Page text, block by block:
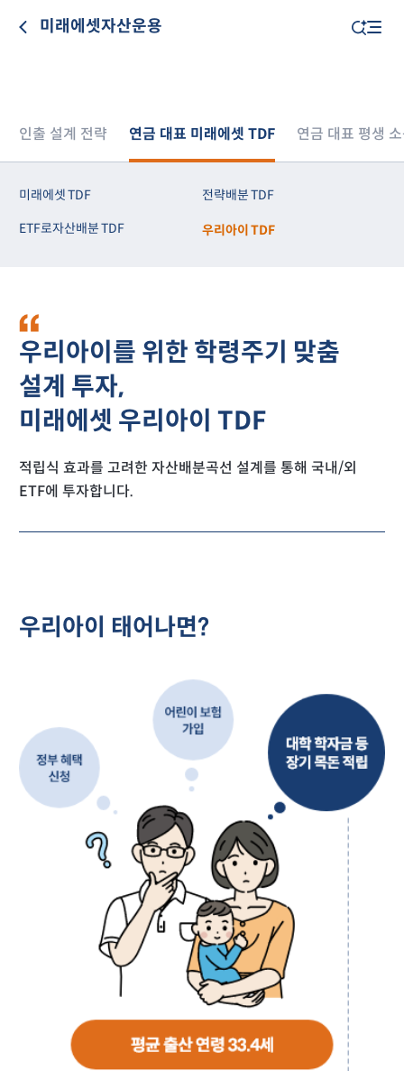
미래에셋자산운용
인출 설계 전략 연금 대표 미래에셋 TDF 연금 대표 평생
미래에셋 TDF 전략배분 TDF
ETF로자산배분 TDF 우리아이 TDF
우리아이를 위한 학령주기 맞춤
설계 투자,
미래에셋 우리아이 TDF
적립식 효과를 고려한 자산배분곡선 설계를 통해 국내/외
ETF에 투자합니다.
우리아이 태어나면?